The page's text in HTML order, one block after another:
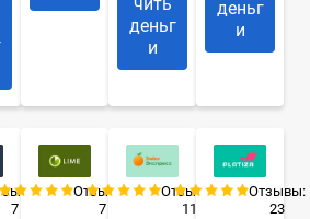
деньг
и
деньг
и
7
Отзывы:
7
Отзывы:
11
Отзывы:
23